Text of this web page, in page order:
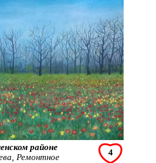
4
районе
Ремонтное